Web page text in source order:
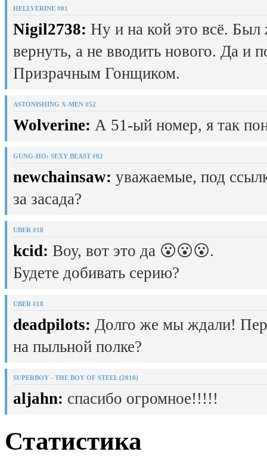
HELLVERINE #01
Nigil2738: Ну и на кой это всё.
вернуть, а не вводить нового. Да и
Призрачным Гонщиком.
ASTONISHING X-MEN #52
Wolverine: А 51-ый номер, я так
GUNG-HO: SEXY BEAST #02
newchainsaw: уважаемые, под
за засада?
UBER #18
kcid: Воу, вот это да 😮😮😮.
Будете добивать серию?
UBER #18
deadpilots: Долго же мы ждали!
на пыльной полке?
SUPERBOY - THE BOY OF STEEL (2010)
aljahn: спасибо огромное!!!!!
Статистика